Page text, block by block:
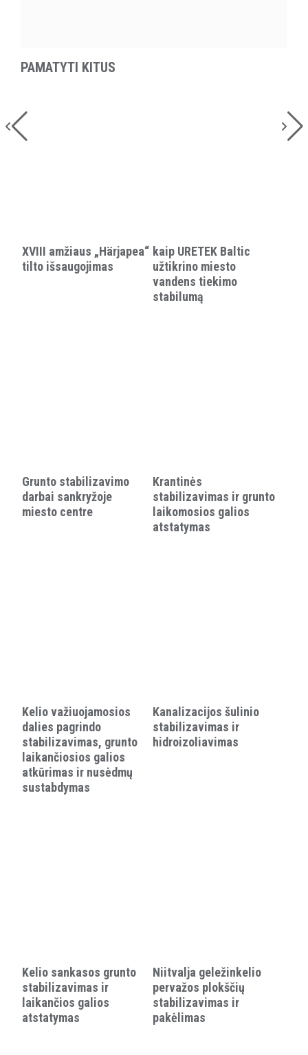
PAMATYTI KITUS
XVIII amžiaus „Härjapea“
tilto išsaugojimas
kaip URETEK Baltic
užtikrino miesto
vandens tiekimo
stabilumą
Grunto stabilizavimo
darbai sankryžoje
miesto centre
Krantinės
stabilizavimas ir grunto
laikomosios galios
atstatymas
Kelio važiuojamosios
dalies pagrindo
stabilizavimas, grunto
laikančiosios galios
atkūrimas ir nusėdmų
sustabdymas
Kanalizacijos šulinio
stabilizavimas ir
hidroizoliavimas
Kelio sankasos grunto
stabilizavimas ir
laikančios galios
atstatymas
Niitvalja geležinkelio
pervažos plokščių
stabilizavimas ir
pakėlimas